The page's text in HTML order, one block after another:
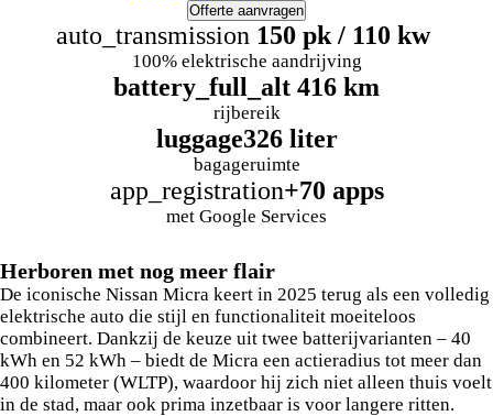
Offerte aanvragen
auto_transmission 150 pk / 110 kw
100% elektrische aandrijving
battery_full_alt 416 km
rijbereik
luggage326 liter
bagageruimte
app_registration+70 apps
met Google Services
Herboren met nog meer flair
De iconische Nissan Micra keert in 2025 terug als een volledig
elektrische auto die stijl en functionaliteit moeiteloos
combineert. Dankzij de keuze uit twee batterijvarianten – 40
kWh en 52 kWh – biedt de Micra een actieradius tot meer dan
400 kilometer (WLTP), waardoor hij zich niet alleen thuis voelt
in de stad, maar ook prima inzetbaar is voor langere ritten.